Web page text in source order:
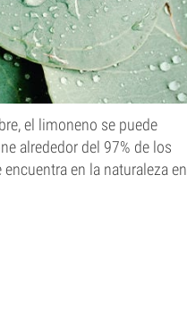
el limoneno se puede
alrededor del 97% de los
en la naturaleza en